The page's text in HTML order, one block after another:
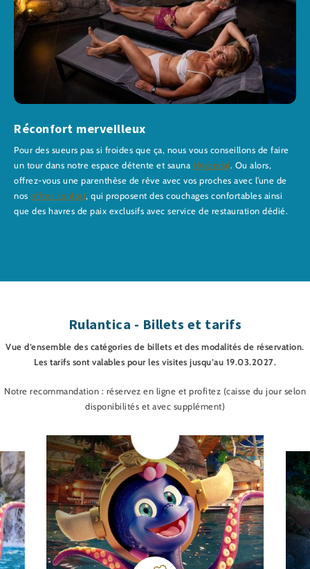
Réconfort merveilleux
Pour des sueurs pas si froides que ça, nous vous conseillons de faire
un tour dans notre espace détente et sauna Hyggedal. Ou alors,
offrez-vous une parenthèse de rêve avec vos proches avec l’une de
nos offres confort, qui proposent des couchages confortables ainsi
que des havres de paix exclusifs avec service de restauration dédié.
Rulantica - Billets et tarifs
Vue d’ensemble des catégories de billets et des modalités de réservation.
Les tarifs sont valables pour les visites jusqu’au 19.03.2027.
Notre recommandation : réservez en ligne et profitez (caisse du jour selon
disponibilités et avec supplément)